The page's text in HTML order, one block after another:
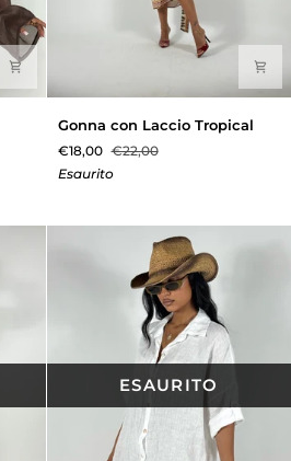
Gonna
con
Laccio
Tropical
Gonna con Laccio Tropical
€18,00 €22,00
Esaurito
ESAURITO